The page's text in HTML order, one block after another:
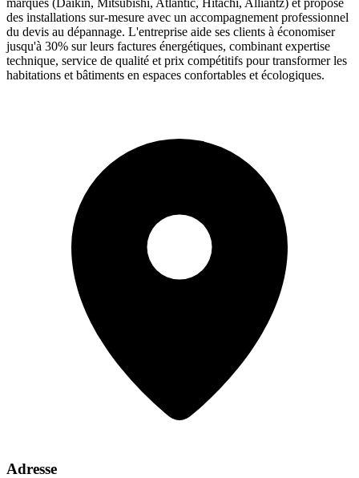
des installations sur-mesure avec un accompagnement professionnel
du devis au dépannage. L'entreprise aide ses clients à économiser
jusqu'à 30% sur leurs factures énergétiques, combinant expertise
technique, service de qualité et prix compétitifs pour transformer les
habitations et bâtiments en espaces confortables et écologiques.
Adresse